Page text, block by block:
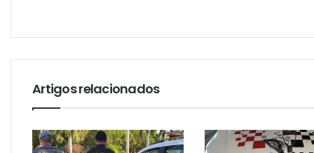
Artigos relacionados